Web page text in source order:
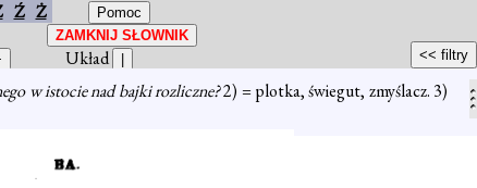
Ź Ż
Układ
w istocie nad bajki rozliczne?2) = plotka, świegut, zmyślacz. 3)